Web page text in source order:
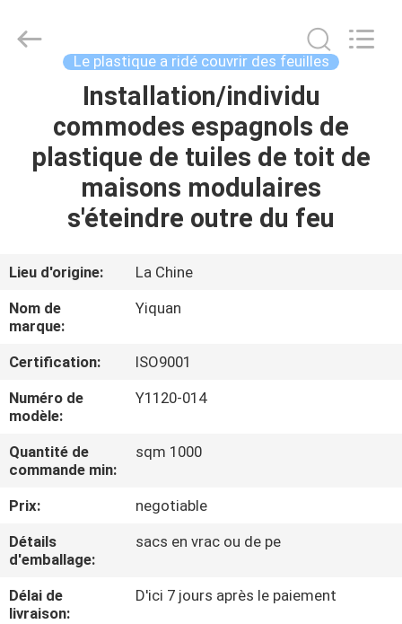
MAISON
PRODUITS
DE
NOUS
VISITE
D'USINE
CONTRÔLE
DE
QUALITÉ
CONTACTEZ-
NOUS
Yiquan
Plastic
Le plastique a ridé couvrir des feuilles
Installation/individu
commodes espagnols de
plastique de tuiles de toit de
maisons modulaires
s'éteindre outre du feu
Lieu d'origine:
La Chine
Nom de
marque:
Yiquan
Certification:
ISO9001
Numéro de
modèle:
Y1120-014
Quantité de
commande min:
sqm 1000
Prix:
negotiable
Détails
d'emballage:
sacs en vrac ou de pe
Délai de
livraison:
D'ici 7 jours après le paiement